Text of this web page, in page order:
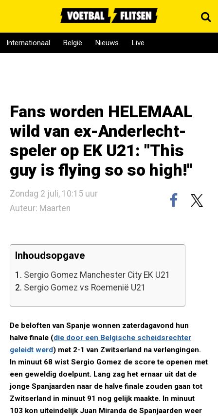
Internationaal België Nieuws Live
Fans worden HELEMAAL
wild van ex-Anderlecht-
speler op EK U21: "This
guy is flying so so high!"
Zondag 2 juli, 10:15 uur
Auteur: Maarten
Inhoudsopgave
1. Sergio Gomez Manchester City EK U21
2. Sergio Gomez vs Roemenië U21
De beloften van Spanje wonnen zaterdagavond hun
halve finale (die door een Belgische scheidsrechter
geleidt werd) met 2-1 van Zwitserland na verlengingen.
In minuut 68 wist Sergio Gomez de score te openen met
een geweldig doelpunt. Lang zag het ernaar uit dat de
jonge Spanjaarden naar de halve finale zouden gaan tot
Zwitserland in minuut 91 nog gelijk maakte. In minuut
103 kon uiteindelijk Juan Miranda de Spanjaarden weer